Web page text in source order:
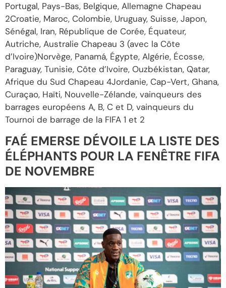
Portugal, Pays-Bas, Belgique, Allemagne Chapeau
2Croatie, Maroc, Colombie, Uruguay, Suisse, Japon,
Sénégal, Iran, République de Corée, Équateur,
Autriche, Australie Chapeau 3 (avec la Côte
d’Ivoire)Norvège, Panamá, Égypte, Algérie, Écosse,
Paraguay, Tunisie, Côte d’Ivoire, Ouzbékistan, Qatar,
Afrique du Sud Chapeau 4Jordanie, Cap-Vert, Ghana,
Curaçao, Haïti, Nouvelle-Zélande, vainqueurs des
barrages européens A, B, C et D, vainqueurs du
Tournoi de barrage de la FIFA 1 et 2
FAÉ EMERSE DÉVOILE LA LISTE DES
ÉLÉPHANTS POUR LA FENÊTRE FIFA
DE NOVEMBRE